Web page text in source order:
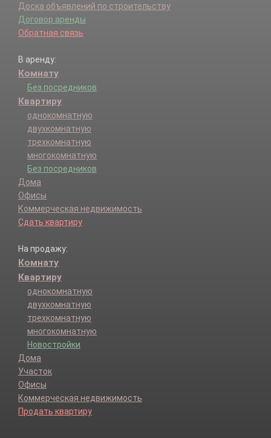
Доска объявлений по строительству
Договор аренды
Обратная связь
В аренду:
Комнату
Без посредников
Квартиру
однокомнатную
двухкомнатную
трехкомнатную
многокомнатную
Без посредников
Дома
Офисы
Коммерческая недвижимость
Сдать квартиру
На продажу:
Комнату
Квартиру
однокомнатную
двухкомнатную
трехкомнатную
многокомнатную
Новостройки
Дома
Участок
Офисы
Коммерческая недвижимость
Продать квартиру